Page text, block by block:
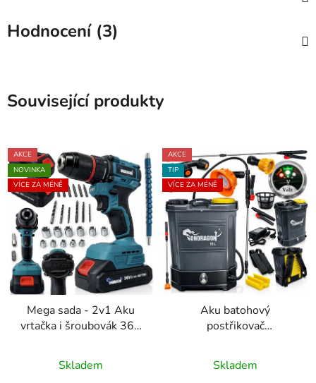
Hodnocení (3)
Související produkty
AKCE
NOVINKA
VÍCE ZA MÉNĚ
Mega sada - 2v1 Aku
vrtačka i šroubovák 36V
nabíječka + kufřík
hodnocení
Skladem
AKCE
TIP
VÍCE ZA MÉNĚ
Aku batohový
postřikovač
hodnocení
Skladem